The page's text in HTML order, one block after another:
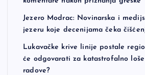
Jezero Modrac: Novinarska i
jezeru koje decenijama čeka
Lukavačke krive linije postale
će odgovarati za katastrofalno
radove?